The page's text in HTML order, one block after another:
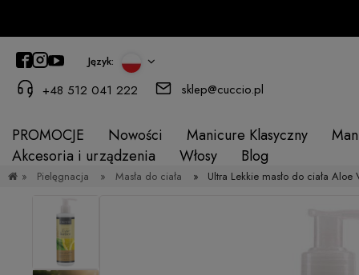
Język:
+48 512 041 222 sklep@cuccio.pl
PROMOCJE Nowości Manicure Klasyczny
Akcesoria i urządzenia
Włosy Blog
» Pielęgnacja » Masła do ciała » Ultra Lekkie masło do ciała Aloe